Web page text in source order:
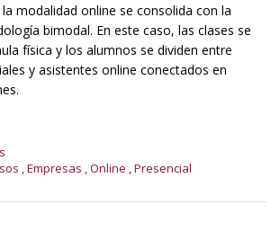
modalidad online se consolida con la
bimodal. En este caso, las clases se
física y los alumnos se dividen entre
y asistentes online conectados en
,Empresas ,Online ,Presencial